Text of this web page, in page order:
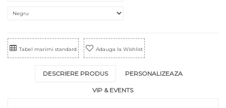
Tabel marimi standard Adauga la Wishlist
DESCRIERE PRODUS PERSONALIZEAZA
VIP & EVENTS